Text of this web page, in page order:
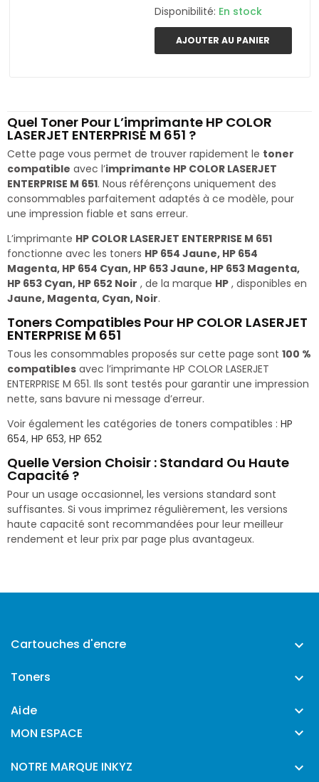
Disponibilité: En stock
AJOUTER AU PANIER
Quel Toner Pour L’imprimante HP COLOR
LASERJET ENTERPRISE M 651 ?
Cette page vous permet de trouver rapidement le toner
compatible avec l’imprimante HP COLOR LASERJET
ENTERPRISE M 651. Nous référençons uniquement des
consommables parfaitement adaptés à ce modèle, pour
une impression fiable et sans erreur.
L’imprimante HP COLOR LASERJET ENTERPRISE M 651
fonctionne avec les toners HP 654 Jaune, HP 654
Magenta, HP 654 Cyan, HP 653 Jaune, HP 653 Magenta,
HP 653 Cyan, HP 652 Noir , de la marque HP , disponibles en
Jaune, Magenta, Cyan, Noir.
Toners Compatibles Pour HP COLOR LASERJET
ENTERPRISE M 651
Tous les consommables proposés sur cette page sont 100 %
compatibles avec l’imprimante HP COLOR LASERJET
ENTERPRISE M 651. Ils sont testés pour garantir une impression
nette, sans bavure ni message d’erreur.
Voir également les catégories de toners compatibles : HP
654, HP 653, HP 652
Quelle Version Choisir : Standard Ou Haute
Capacité ?
Pour un usage occasionnel, les versions standard sont
suffisantes. Si vous imprimez régulièrement, les versions
haute capacité sont recommandées pour leur meilleur
rendement et leur prix par page plus avantageux.
Cartouches d'encre 
Toners 
Aide 
MON ESPACE 
NOTRE MARQUE INKYZ 